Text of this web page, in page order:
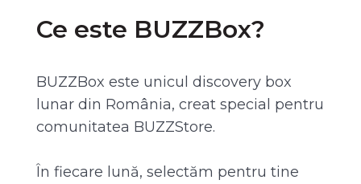
Ce este BUZZBox?
BUZZBox este unicul discovery box
lunar din România, creat special pentru
comunitatea BUZZStore.
În fiecare lună, selectăm pentru tine